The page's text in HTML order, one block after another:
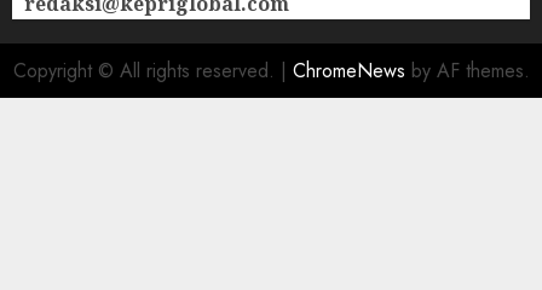
Copyright © All rights reserved. | ChromeNews by AF themes.